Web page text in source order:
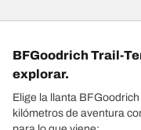
BFGoodrich Trail-
explorar.
Elige la llanta
kilómetros de aventura